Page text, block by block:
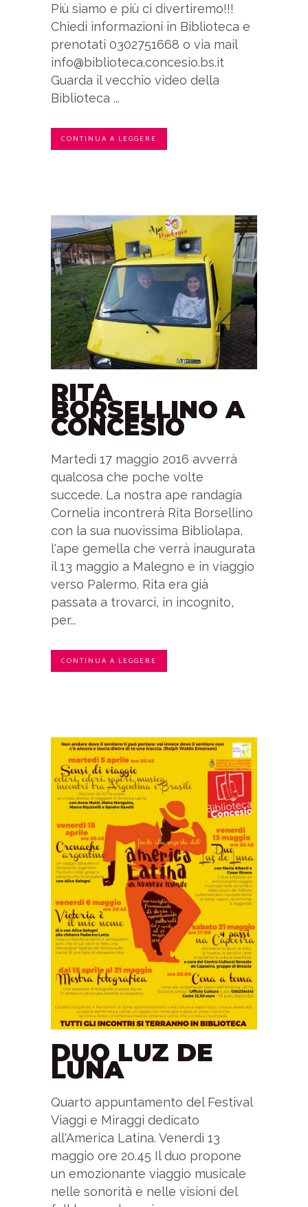
Più siamo e più ci divertiremo!!!
Chiedi informazioni in Biblioteca e
prenotati 0302751668 o via mail
info@biblioteca.concesio.bs.it
Guarda il vecchio video della
Biblioteca ...
CONTINUA A LEGGERE
RITA
BORSELLINO A
CONCESIO
Martedì 17 maggio 2016 avverrà
qualcosa che poche volte
succede. La nostra ape randagia
Cornelia incontrerà Rita Borsellino
con la sua nuovissima Bibliolapa,
l'ape gemella che verrà inaugurata
il 13 maggio a Malegno e in viaggio
verso Palermo. Rita era già
passata a trovarci, in incognito,
per...
CONTINUA A LEGGERE
DUO LUZ DE
LUNA
Quarto appuntamento del Festival
Viaggi e Miraggi dedicato
all'America Latina. Venerdì 13
maggio ore 20.45 Il duo propone
un emozionante viaggio musicale
nelle sonorità e nelle visioni del